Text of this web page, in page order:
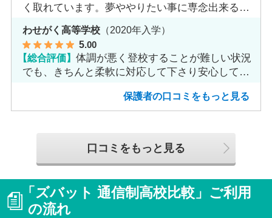
く取れています。夢ややりたい事に専念出来る点
わせがく高等学校 （2020年入学）
5.00
【総合評価】体調が悪く登校することが難しい状況
でも、きちんと柔軟に対応して下さり安心して進
保護者の口コミをもっと見る
口コミをもっと見る
「ズバット 通信制高校比較」ご利用
の流れ